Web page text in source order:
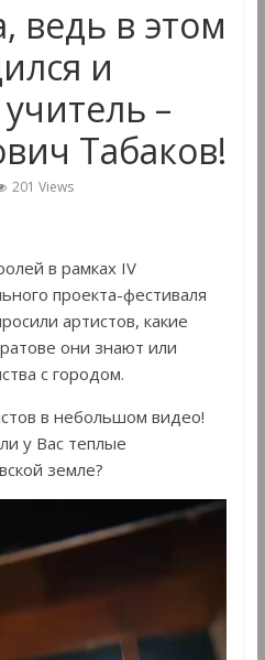
ведь в этом
и
–
Табаков!
201 Views
в рамках IV
проекта-фестиваля
артистов, какие
они знают или
с городом.
в небольшом видео!
у Вас теплые
земле?